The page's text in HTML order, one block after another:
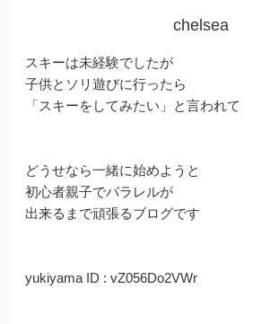
chelsea
スキーは未経験でしたが
子供とソリ遊びに行ったら
「スキーをしてみたい」と言われて
どうせなら一緒に始めようと
初心者親子でパラレルが
出来るまで頑張るブログです
yukiyama ID : vZ056Do2VWr